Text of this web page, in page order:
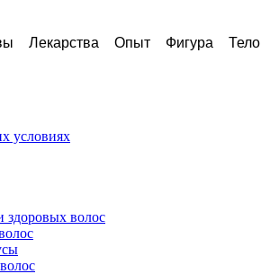
Лекарства Опыт Фигура Тело
условиях
здоровых волос